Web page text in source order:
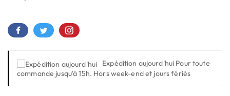
Expédition aujourd'hui Pour toute
commande jusqu'à 15h. Hors week-end et jours fériés